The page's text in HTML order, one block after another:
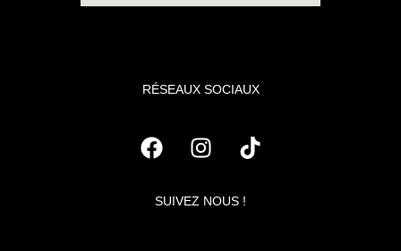
RÉSEAUX SOCIAUX
SUIVEZ NOUS !